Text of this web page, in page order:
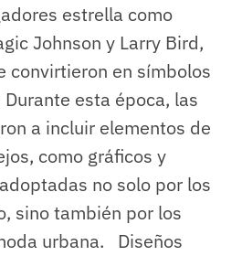
estrella como
Johnson y Larry Bird,
convirtieron en símbolos
esta época, las
a incluir elementos de
como gráficos y
no solo por los
sino también por los
urbana. Diseños